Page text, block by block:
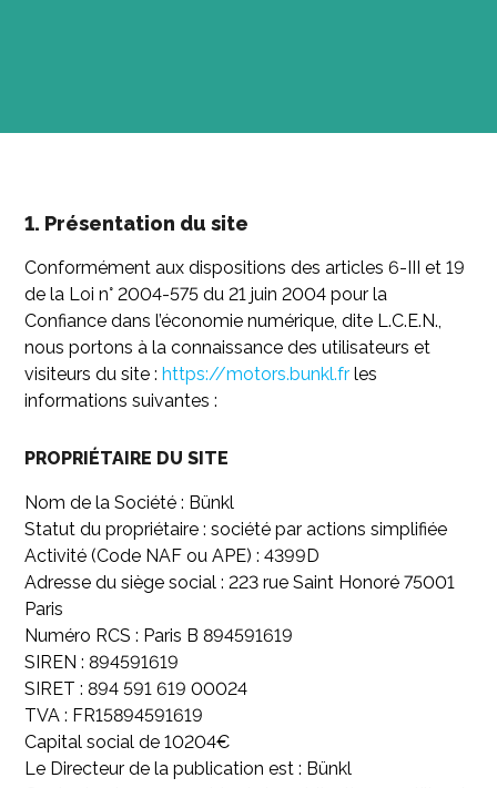
1. Présentation du site
Conformément aux dispositions des articles 6-III et 19
de la Loi n° 2004-575 du 21 juin 2004 pour la
Confiance dans l’économie numérique, dite L.C.E.N.,
nous portons à la connaissance des utilisateurs et
visiteurs du site : https://motors.bunkl.fr les
informations suivantes :
PROPRIÉTAIRE DU SITE
Nom de la Société : Bünkl
Statut du propriétaire : société par actions simplifiée
Activité (Code NAF ou APE) : 4399D
Adresse du siège social : 223 rue Saint Honoré 75001
Paris
Numéro RCS : Paris B 894591619
SIREN : 894591619
SIRET : 894 591 619 00024
TVA : FR15894591619
Capital social de 10204€
Le Directeur de la publication est : Bünkl